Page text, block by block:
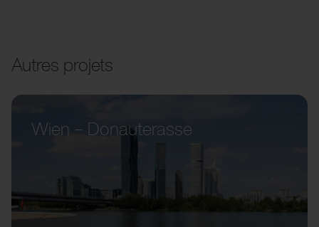
Autres projets
Wien – Donauterasse